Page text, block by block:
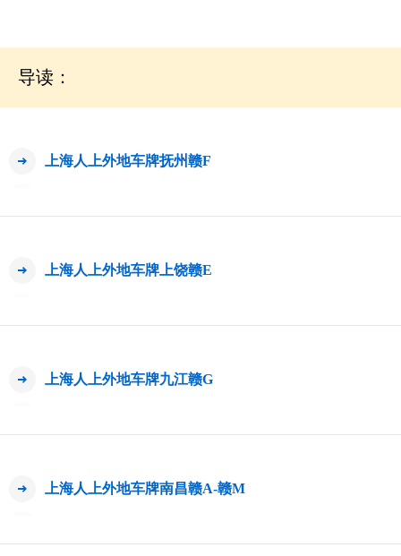
导读：
上海人上外地车牌抚州赣F
上海人上外地车牌上饶赣E
上海人上外地车牌九江赣G
上海人上外地车牌南昌赣A-赣M